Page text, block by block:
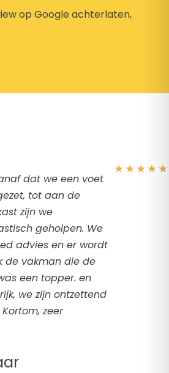
op Google achterlaten,
dat we een voet
tot aan de
zijn we
geholpen. We
advies en er wordt
de vakman die de
een topper. en
we zijn ontzettend
zeer
★★★★★